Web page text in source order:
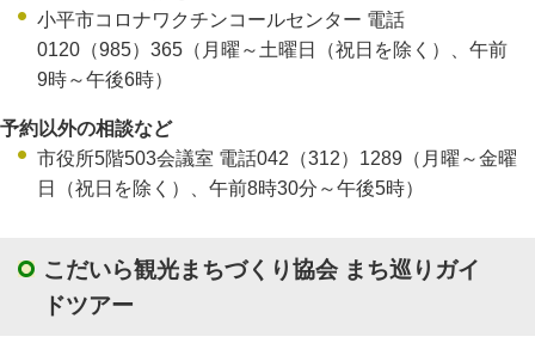
小平市コロナワクチンコールセンター 電話
0120（985）365（月曜～土曜日（祝日を除く）、午前
9時～午後6時）
予約以外の相談など
市役所5階503会議室 電話042（312）1289（月曜～金曜
日（祝日を除く）、午前8時30分～午後5時）
こだいら観光まちづくり協会 まち巡りガイ
ドツアー